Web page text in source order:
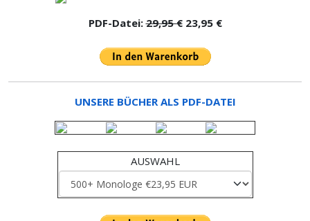
PDF-Datei:29,95 €23,95 €
UNSERE BÜCHER ALS PDF-DATEI
AUSWAHL